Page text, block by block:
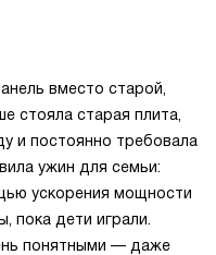
вместо старой,
стояла старая плита,
и постоянно требовала
ужин для семьи:
ускорения мощности
пока дети играли.
понятными — даже